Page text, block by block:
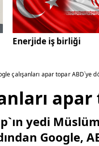
Enerjide iş birliği
çalışanları apar topar ABD`ye
yedi
Google,